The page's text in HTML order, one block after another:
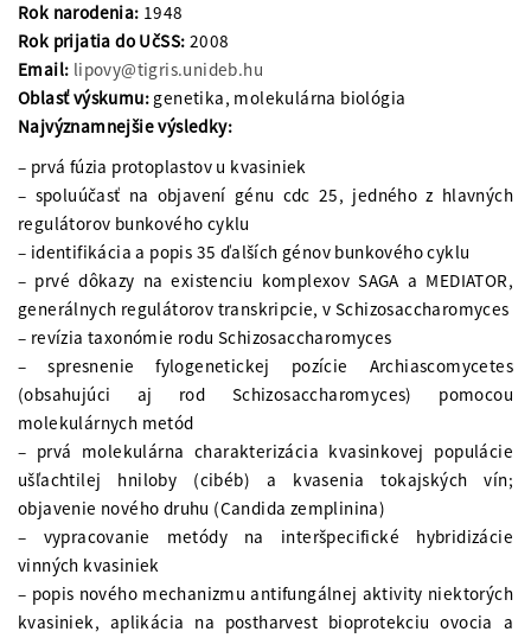
Rok narodenia: 1948
Rok prijatia do UčSS: 2008
Email: lipovy@tigris.unideb.hu
Oblasť výskumu: genetika, molekulárna biológia
Najvýznamnejšie výsledky:
– prvá fúzia protoplastov u kvasiniek
– spoluúčasť na objavení génu cdc 25, jedného z hlavných
regulátorov bunkového cyklu
– identifikácia a popis 35 ďalších génov bunkového cyklu
– prvé dôkazy na existenciu komplexov SAGA a MEDIATOR,
generálnych regulátorov transkripcie, v Schizosaccharomyces
– revízia taxonómie rodu Schizosaccharomyces
– spresnenie fylogenetickej pozície Archiascomycetes
(obsahujúci aj rod Schizosaccharomyces) pomocou
molekulárnych metód
– prvá molekulárna charakterizácia kvasinkovej populácie
ušľachtilej hniloby (cibéb) a kvasenia tokajských vín;
objavenie nového druhu (Candida zemplinina)
– vypracovanie metódy na interšpecifické hybridizácie
vinných kvasiniek
– popis nového mechanizmu antifungálnej aktivity niektorých
kvasiniek, aplikácia na postharvest bioprotekciu ovocia a